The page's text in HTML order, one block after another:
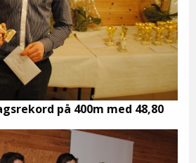
på 400m med 48,80